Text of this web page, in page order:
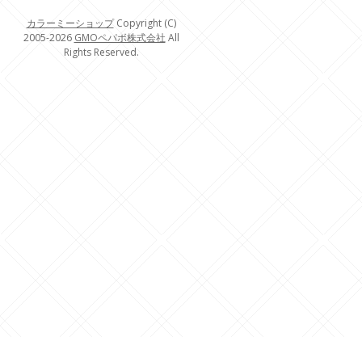
カラーミーショップCopyright (C)
2005-2026 GMOペパボ株式会社 All
Rights Reserved.